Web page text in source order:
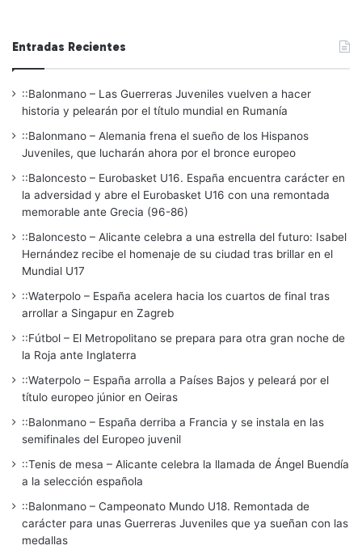
Entradas Recientes
::Balonmano – Las Guerreras Juveniles vuelven a hacer
historia y pelearán por el título mundial en Rumanía
::Balonmano – Alemania frena el sueño de los Hispanos
Juveniles, que lucharán ahora por el bronce europeo
::Baloncesto – Eurobasket U16. España encuentra carácter en
la adversidad y abre el Eurobasket U16 con una remontada
memorable ante Grecia (96-86)
::Baloncesto – Alicante celebra a una estrella del futuro: Isabel
Hernández recibe el homenaje de su ciudad tras brillar en el
Mundial U17
::Waterpolo – España acelera hacia los cuartos de final tras
arrollar a Singapur en Zagreb
::Fútbol – El Metropolitano se prepara para otra gran noche de
la Roja ante Inglaterra
::Waterpolo – España arrolla a Países Bajos y peleará por el
título europeo júnior en Oeiras
::Balonmano – España derriba a Francia y se instala en las
semifinales del Europeo juvenil
::Tenis de mesa – Alicante celebra la llamada de Ángel Buendía
a la selección española
::Balonmano – Campeonato Mundo U18. Remontada de
carácter para unas Guerreras Juveniles que ya sueñan con las
medallas